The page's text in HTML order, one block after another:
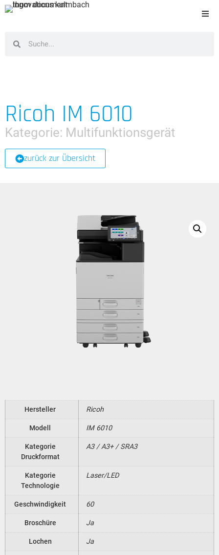
Ricoh IM 6010
Kategorie: Multifunktionsgerät
zurück zur Übersicht
Hersteller Ricoh
Modell IM 6010
Kategorie
Druckformat
A3 / A3+ / SRA3
Kategorie
Technologie
Laser/LED
Geschwindigkeit 60
Broschüre Ja
Lochen Ja